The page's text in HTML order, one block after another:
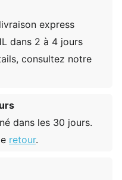
express
dans 2 à 4 jours
consultez notre
dans les 30 jours.
retour.